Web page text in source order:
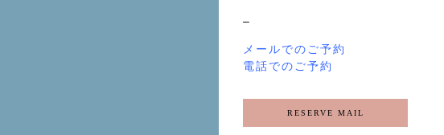
–
メールでのご予約
電話でのご予約
RESERVE MAIL